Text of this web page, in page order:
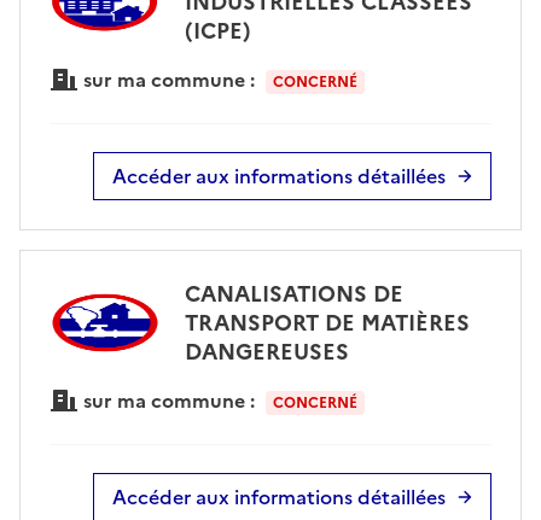
(ICPE)
sur ma commune : CONCERNÉ
Accéder aux informations détaillées
CANALISATIONS DE
TRANSPORT DE MATIÈRES
DANGEREUSES
sur ma commune : CONCERNÉ
Accéder aux informations détaillées